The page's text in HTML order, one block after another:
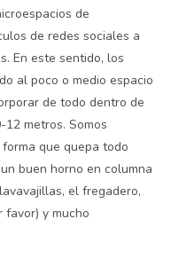
de
de redes sociales a
En este sentido, los
al poco o medio espacio
de todo dentro de
metros. Somos
que quepa todo
buen horno en columna
el fregadero,
favor) y mucho